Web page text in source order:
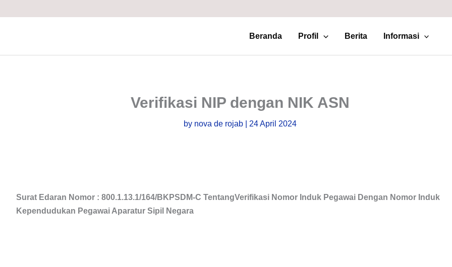
to
Beranda Profil Berita Informasi
Verifikasi NIP dengan NIK ASN
by nova de rojab 24 April 2024
Surat Edaran Nomor : 800.1.13.1/164/BKPSDM-C TentangVerifikasi Nomor Induk Pegawai Dengan Nomor Induk
Kependudukan Pegawai Aparatur Sipil Negara